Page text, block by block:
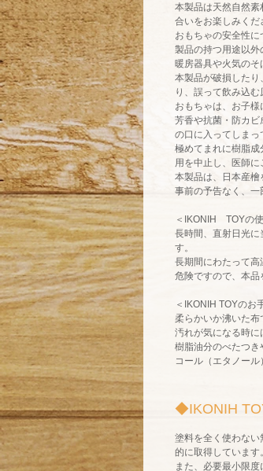
本製品は天然自然
合いをお楽しみくだ
おもちゃの安全性
製品の持つ用途以外
暖房器具や火気のそ
本製品が破損した
り、誤って飲み込む
おもちゃは、お子様
芳香や抗菌・防カ
の口に入ってしまっ
極めてまれに樹脂
用を中止し、医師に
本製品は、日本産檜
事前の予告なく、一
＜ IKONIH TOYの
長時間、直射日光に
す。
長期間にわたって高
危険ですので、本品
＜ IKONIH TOYのお
柔らかいか沸いた布
汚れが気になる時に
樹脂油分のべたつ
コール（エタノール
◆IKONIH
塗料を全く使わな
的に取得しています
また、必要最小限